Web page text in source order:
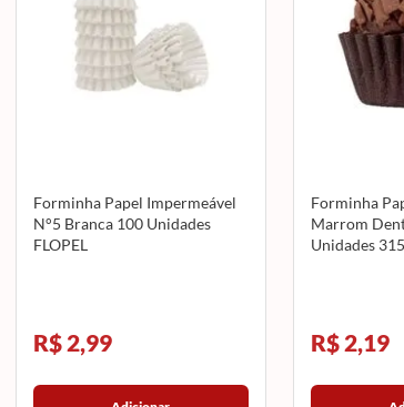
Forminha Papel Impermeável
N°5 Branca 100 Unidades
FLOPEL
R$ 2,99
Forminha
Marrom
Unidades
R$ 2,19